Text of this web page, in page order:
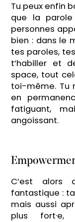
Tu peux enfin
que la
personnes
bien : dans le
tes paroles,
t’habiller et
space, tout
toi-même. Tu
en
fatiguant,
angoissant.
C’est alors
fantastique :
mais aussi
plus fort·e,